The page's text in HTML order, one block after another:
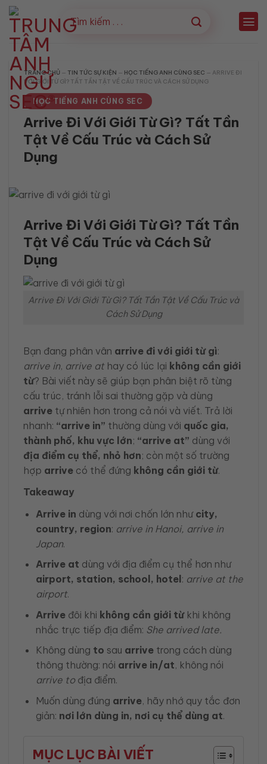
Bỏ
qua
nội
dung
TRANG CHỦ — TIN TỨC SỰ KIỆN — HỌC TIẾNG ANH CÙNG SEC — ARRIVE ĐI
VỚI GIỚI TỪ GÌ? TẤT TẦN TẬT VỀ CẤU TRÚC VÀ CÁCH SỬ DỤNG
HỌC TIẾNG ANH CÙNG SEC
Arrive Đi Với Giới Từ Gì? Tất Tần
Tật Về Cấu Trúc và Cách Sử
Dụng
Arrive Đi Với Giới Từ Gì? Tất Tần
Tật Về Cấu Trúc và Cách Sử
Dụng
Arrive Đi Với Giới Từ Gì? Tất Tần Tật Về Cấu Trúc và
Cách Sử Dụng
Bạn đang phân vân arrive đi với giới từ gì:
arrive in, arrive at hay có lúc lại không cần giới
từ? Bài viết này sẽ giúp bạn phân biệt rõ từng
cấu trúc, tránh lỗi sai thường gặp và dùng
arrive tự nhiên hơn trong cả nói và viết. Trả lời
nhanh: “arrive in” thường dùng với quốc gia,
thành phố, khu vực lớn; “arrive at” dùng với
địa điểm cụ thể, nhỏ hơn; còn một số trường
hợp arrive có thể đứng không cần giới từ.
Takeaway
Arrive in dùng với nơi chốn lớn như city,
country, region: arrive in Hanoi, arrive in
Japan.
Arrive at dùng với địa điểm cụ thể hơn như
airport, station, school, hotel : arrive at the
airport.
Arriveđôi khi không cần giới từkhi không
nhắc trực tiếp địa điểm: She arrived late.
Không dùng to sau arrivetrong cách dùng
thông thường: nói arrive in/at, không nói
arrive tođịa điểm.
Muốn dùng đúng arrive, hãy nhớ quy tắc đơn
giản: nơi lớn dùng in, nơi cụ thể dùng at.
MỤC LỤC BÀI VIẾT